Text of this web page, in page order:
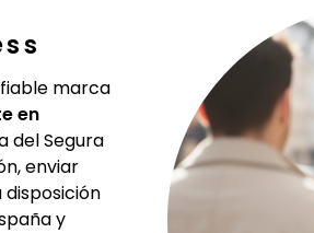
marca
en
del Segura
enviar
y